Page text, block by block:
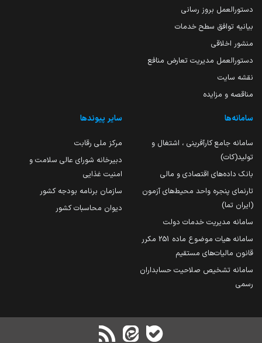
دستورالعمل بروز رسانی
بیانیه توافق سطح خدمات
منشور اخلاقی
دستورالعمل مدیریت تعارض منافع
نقشه سایت
مناقصه و مزایده
سامانه‌ها
سامانه جامع کارآفرینی ، اشتغال و
تولید(کات)
بانک داده‌های اقتصادی و مالی
تارنمای پنجره واحد محیط‌های آزمون
(ایران تما)
سامانه مدیریت خدمات دولت
سامانه هیات موضوع ماده 251 مکرر
قانون مالیات‌های مستقیم
سامانه تشخیص صلاحیت حسابداران
رسمی
سایر پیوندها
مرکز ملی رقابت
دبیرخانه شورای عالی سلامت و
امنیت غذایی
سازمان برنامه بودجه کشور
دیوان محاسبات کشور